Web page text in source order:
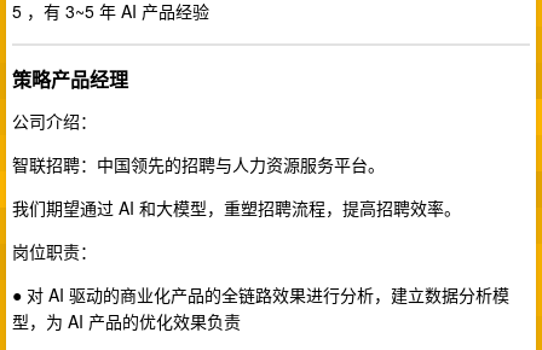
5 ，有 3~5 年 AI 产品经验
策略产品经理
公司介绍：
智联招聘：中国领先的招聘与人力资源服务平台。
我们期望通过 AI 和大模型，重塑招聘流程，提高招聘效率。
岗位职责：
● 对 AI 驱动的商业化产品的全链路效果进行分析，建立数据分析模
型，为 AI 产品的优化效果负责